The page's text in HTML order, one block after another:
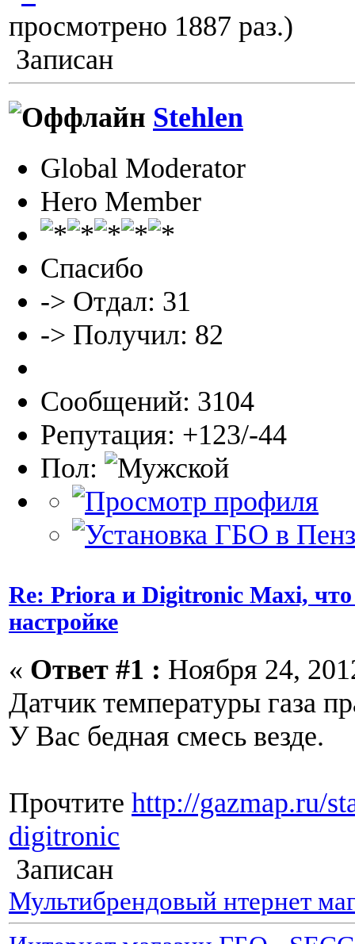
просмотрено 1887 раз.)
Записан
Stehlen
Global Moderator
Hero Member
Спасибо
-> Отдал: 31
-> Получил: 82
Сообщений: 3104
Репутация: +123/-44
Пол:
Re: Priora и Digitronic Maxi, что
настройке
« Ответ #1 : Ноября 24,
Датчик температуры газа
У Вас бедная смесь везде.
Прочтите http://gazmap.ru/
digitronic
Записан
Мультибрендовый нтернет